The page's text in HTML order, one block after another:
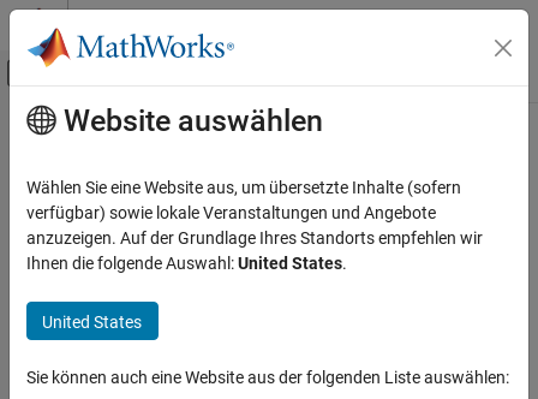
Weiter zum Inhalt
Umschaltung für Off-Canvas-
Startseite der Dokumentation
Hauptinhalt
How useful was this information?
Website auswählen
Wählen Sie eine Website aus, um übersetzte Inhalte (sofern
verfügbar) sowie lokale Veranstaltungen und Angebote
anzuzeigen. Auf der Grundlage Ihres Standorts empfehlen wir
Ihnen die folgende Auswahl:United States.
United States
Sie können auch eine Website aus der folgenden Liste auswählen: